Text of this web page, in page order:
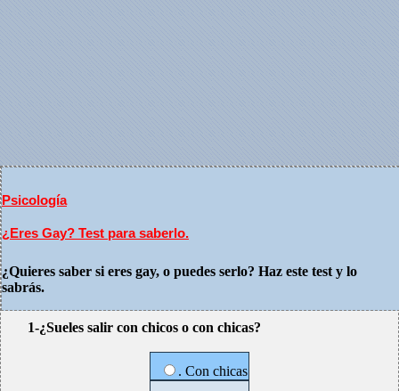
Psicología
¿Eres Gay? Test para saberlo.
¿Quieres saber si eres gay, o puedes serlo? Haz este test y lo
sabrás.
1-¿Sueles salir con chicos o con chicas?
. Con chicas